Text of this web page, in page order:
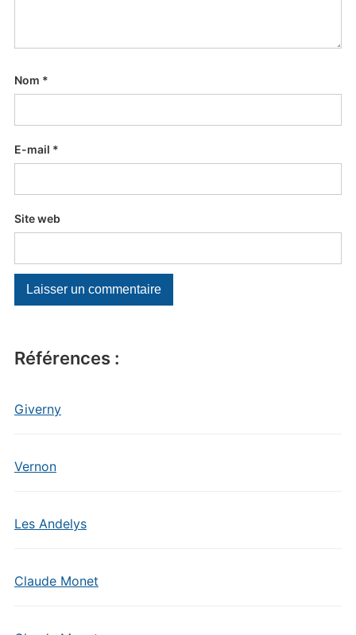
Références :
Giverny
Vernon
Les Andelys
Claude Monet
Nom *
E-mail *
Site web